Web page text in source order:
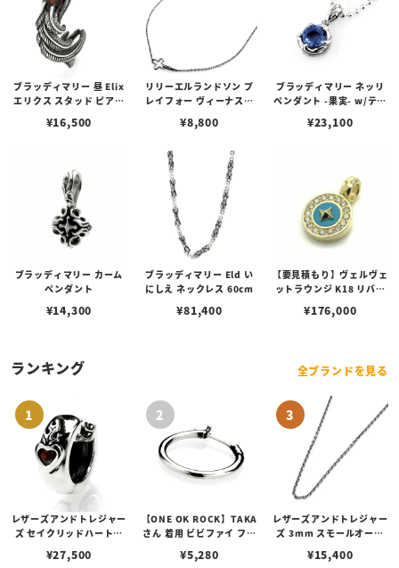
ブラッディマリー 昼 Elix
エリクス スタッド ピアス
¥16,500
リリーエルランドソン プ
レイフォー ヴィーナスチ
¥8,800
ブラッディマリー ネッリ
ペンダント -果実- w/ティ
¥23,100
ブラッディマリー カーム
ペンダント
¥14,300
ブラッディマリー Eld い
にしえ ネックレス 60cm
¥81,400
【要見積もり】ヴェルヴェ
ットラウンジ K18 リバテ
ターコイズ
¥176,000
ランキング 全ブランドを見る
レザーズアンドトレジャー
ズ セイクリッドハートピ
¥27,500
【ONE OK ROCK】TAKA
さん 着用 ビビファイ フー
¥5,280
レザーズアンドトレジャー
ズ 3mm スモールオーバ
ブスタークラスプ＆LTロ
¥15,400